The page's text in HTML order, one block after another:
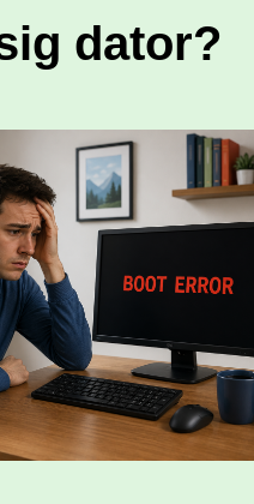
dator?